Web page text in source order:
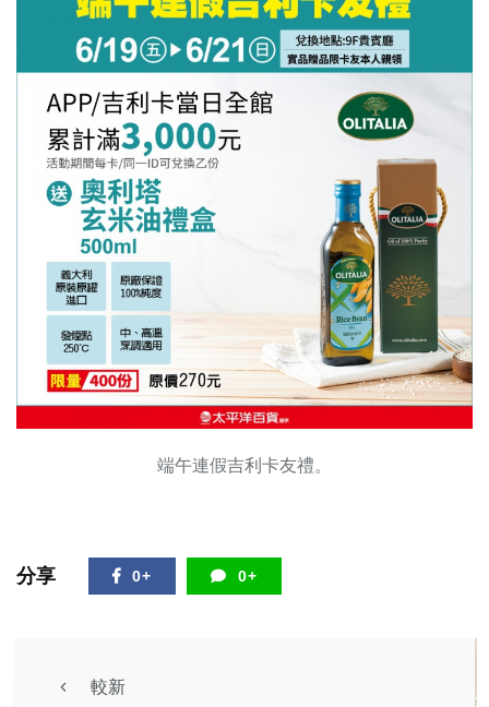
端午連假吉利卡友禮。
分享 0+ 0+
較新